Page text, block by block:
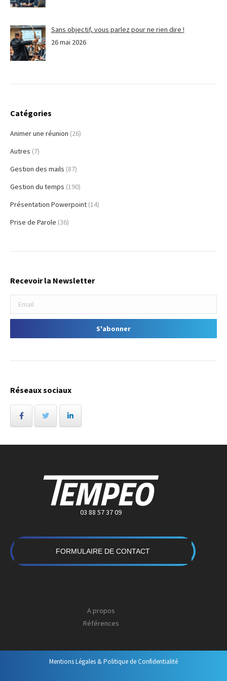
Sans objectif, vous parlez pour ne rien dire !
26 mai 2026
Catégories
Animer une réunion (26)
Autres (7)
Gestion des mails (87)
Gestion du temps (190)
Présentation Powerpoint (14)
Prise de Parole (36)
Recevoir la Newsletter
Réseaux sociaux
03 88 57 37 09
FORMULAIRE DE CONTACT
A propos
Références
Mentions Légales & Politique de Confidentialité